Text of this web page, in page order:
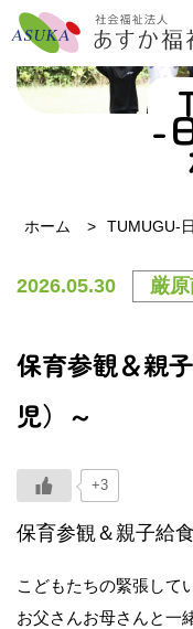
-
ホーム TUMUGU-
2026.05.30 厳
保育参観＆親
児）～
+3
保育参観＆親子給
こどもたちの緊張し
お父さんお母さんと